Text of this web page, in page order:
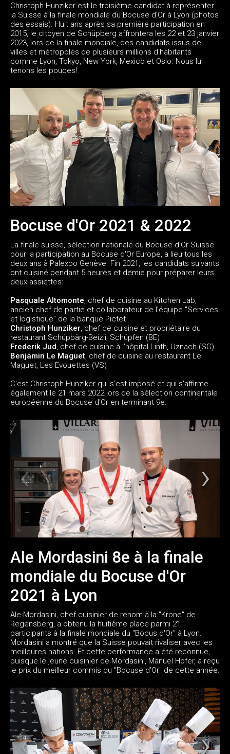
Christoph Hunziker est le troisième candidat à représenter
la Suisse à la finale mondiale du Bocuse d'Or à Lyon (photos
des essais). Huit ans après sa première participation en
2015, le citoyen de Schüpberg affrontera les 22 et 23 janvier
2023, lors de la finale mondiale, des candidats issus de
villes et métropoles de plusieurs millions d'habitants
comme Lyon, Tokyo, New York, Mexico et Oslo. Nous lui
tenons les pouces!
Bocuse d'Or 2021 & 2022
La finale suisse, sélection nationale du Bocuse d'Or Suisse
pour la participation au Bocuse d'Or Europe, a lieu tous les
deux ans à Palexpo Genève. Fin 2021, les candidats suivants
ont cuisiné pendant 5 heures et demie pour préparer leurs
deux assiettes:
Pasquale Altomonte, chef de cuisine au Kitchen Lab,
ancien chef de partie et collaborateur de l'équipe "Services
et logistique" de la banque Pictet
Christoph Hunziker, chef de cuisine et propriétaire du
restaurant Schüpbärg-Beizli, Schüpfen (BE)
Frederik Jud, chef de cuisine à l'hôpital Linth, Uznach (SG)
Benjamin Le Maguet, chef de cuisine au restaurant Le
Maguet, Les Evouettes (VS)
C'est Christoph Hunziker qui s'est imposé et qui s'affirme
également le 21 mars 2022 lors de la sélection continentale
européenne du Bocuse d'Or en terminant 9e.
Ale Mordasini 8e à la finale
mondiale du Bocuse d'Or
2021 à Lyon
Ale Mordasini, chef cuisinier de renom à la "Krone" de
Regensberg, a obtenu la huitième place parmi 21
participants à la finale mondiale du "Bocus d'Or" à Lyon.
Mordasini a montré que la Suisse pouvait rivaliser avec les
meilleures nations. Et cette performance a été reconnue,
puisque le jeune cuisinier de Mordasini, Manuel Hofer, a reçu
le prix du meilleur commis du "Bocuse d'Or" de cette année.